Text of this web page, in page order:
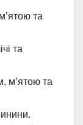
та
та
м’ятою та